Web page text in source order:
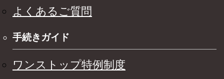
よくあるご質問
手続きガイド
ワンストップ特例制度